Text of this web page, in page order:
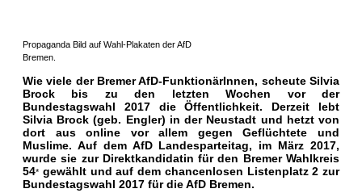
Propaganda Bild auf Wahl-Plakaten der AfD
Bremen.
Wie viele der Bremer AfD-FunktionärInnen, scheute Silvia
Brock bis zu den letzten Wochen vor der
Bundestagswahl 2017 die Öffentlichkeit. Derzeit lebt
Silvia Brock (geb. Engler) in der Neustadt und hetzt von
dort aus online vor allem gegen Geflüchtete und
Muslime. Auf dem AfD Landesparteitag, im März 2017,
wurde sie zur Direktkandidatin für den Bremer Wahlkreis
54* gewählt und auf dem chancenlosen Listenplatz 2 zur
Bundestagswahl 2017 für die AfD Bremen.